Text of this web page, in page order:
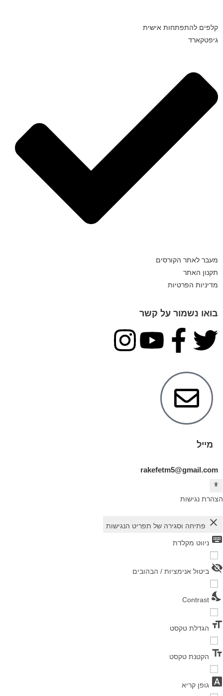
קלפים להתפתחות אישית
גיפטקארד
מעבר לאתר הקורסים
תקנון האתר
מדיניות הפרטיות
בואו נשמור על קשר
מייל
rakefetm5@gmail.com
הצהרת נגישות
close פתיחה וסגירה של תפריט הנגישות
keyboard ניווט מקלדת
visibility_off ביטול אנימציות / הבהובים
nights_stay
Contrast
format_size הגדלת טקסט
text_fields הקטנת טקסט
font_download גופן קריא